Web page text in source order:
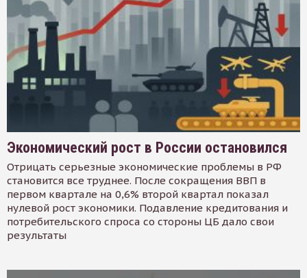
Экономический рост в России остановился
Отрицать серьезные экономические проблемы в РФ
становится все труднее. После сокращения ВВП в
первом квартале на 0,6% второй квартал показал
нулевой рост экономики. Подавление кредитования и
потребительского спроса со стороны ЦБ дало свои
результаты